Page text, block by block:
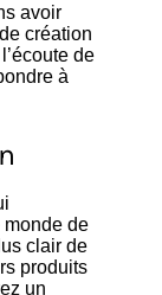
avoir
création
de
à
de
clair de
produits
un